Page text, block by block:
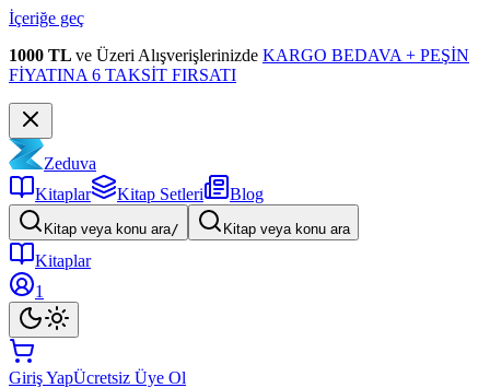
İçeriğe geç
1000 TL ve Üzeri Alışverişlerinizde KARGO BEDAVA + PEŞİN
FİYATINA 6 TAKSİT FIRSATI
Zeduva
Kitaplar
Kitap Setleri Blog
Kitap veya konu ara/ Kitap veya konu ara
Kitaplar
1
Giriş YapÜcretsiz Üye Ol